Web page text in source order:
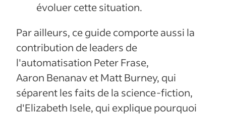
évoluer cette situation.
Par ailleurs, ce guide comporte aussi la
contribution de leaders de
l'automatisation Peter Frase,
Aaron Benanav et Matt Burney, qui
séparent les faits de la science-fiction,
d'Elizabeth Isele, qui explique pourquoi